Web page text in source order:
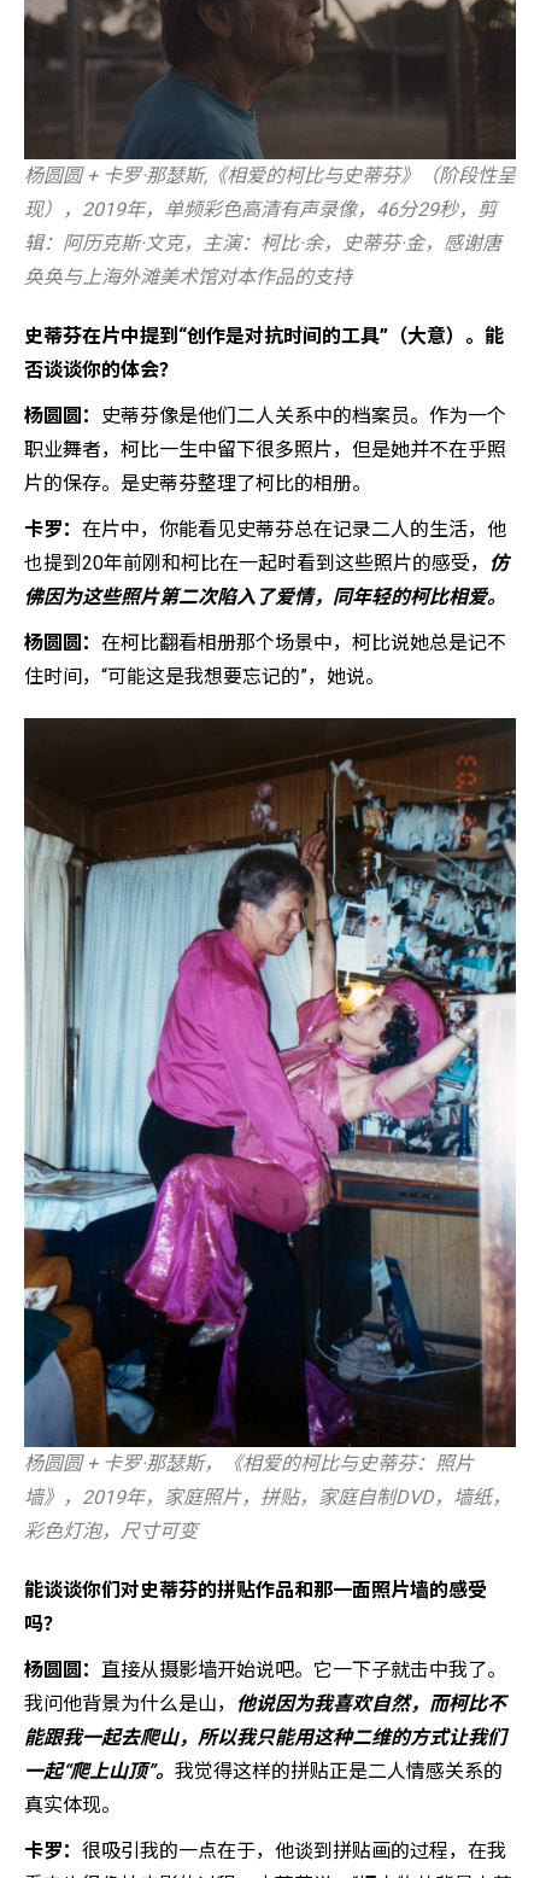
杨圆圆 + 卡罗·那瑟斯,《相爱的柯比与史蒂芬》（阶段性呈
现），2019年，单频彩色高清有声录像，46分29秒，剪
辑：阿历克斯·文克，主演：柯比·余，史蒂芬·金，感谢唐
奂奂与上海外滩美术馆对本作品的支持
史蒂芬在片中提到“创作是对抗时间的工具”（大意）。能
否谈谈你的体会？
杨圆圆： 史蒂芬像是他们二人关系中的档案员。作为一个
职业舞者，柯比一生中留下很多照片，但是她并不在乎照
片的保存。是史蒂芬整理了柯比的相册。
卡罗： 在片中，你能看见史蒂芬总在记录二人的生活，他
也提到20年前刚和柯比在一起时看到这些照片的感受，
仿
佛因为这些照片第二次陷入了爱情，同年轻的柯比相爱。
杨圆圆： 在柯比翻看相册那个场景中，柯比说她总是记不
住时间，“可能这是我想要忘记的”，她说。
杨圆圆 + 卡罗·那瑟斯，《相爱的柯比与史蒂芬：照片
墙》，2019年，家庭照片，拼贴，家庭自制DVD，墙纸，
彩色灯泡，尺寸可变
能谈谈你们对史蒂芬的拼贴作品和那一面照片墙的感受
吗？
杨圆圆： 直接从摄影墙开始说吧。它一下子就击中我了。
我问他背景为什么是山，
他说因为我喜欢自然，而柯比不
能跟我一起去爬山，所以我只能用这种二维的方式让我们
一起“爬上山顶”。 我觉得这样的拼贴正是二人情感关系的
真实体现。
卡罗： 很吸引我的一点在于，他谈到拼贴画的过程，在我